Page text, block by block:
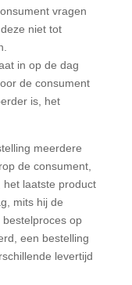
vragen
niet tot
in op de dag
de consument
is, het
meerdere
de consument,
laatste product
mits hij de
op
een bestelling
levertijd